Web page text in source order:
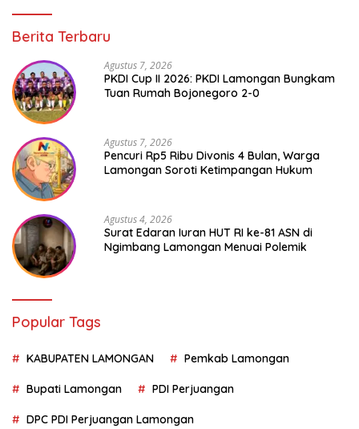
Berita Terbaru
Agustus 7, 2026
PKDI Cup II 2026: PKDI Lamongan Bungkam
Tuan Rumah Bojonegoro 2-0
Agustus 7, 2026
Pencuri Rp5 Ribu Divonis 4 Bulan, Warga
Lamongan Soroti Ketimpangan Hukum
Agustus 4, 2026
Surat Edaran Iuran HUT RI ke-81 ASN di
Ngimbang Lamongan Menuai Polemik
Popular Tags
KABUPATEN LAMONGAN Pemkab Lamongan
Bupati Lamongan PDI Perjuangan
DPC PDI Perjuangan Lamongan